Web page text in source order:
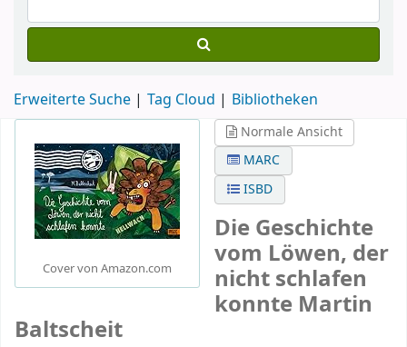
Erweiterte Suche Tag Cloud Bibliotheken
Cover von Amazon.com
Normale Ansicht
MARC
ISBD
Die Geschichte
vom Löwen, der
nicht schlafen
konnte Martin
Baltscheit